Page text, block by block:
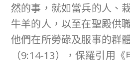
然的事，就如當兵的人、
牛羊的人，以至在聖殿供
他們在所勞碌及服事的群
（9:14-13），保羅引用《